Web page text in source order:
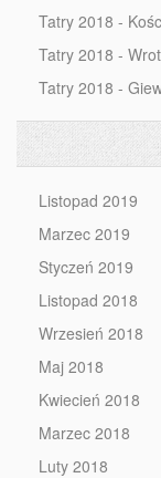
Tatry 2018 -
Tatry 2018 -
Tatry 2018 -
Listopad 2019
Marzec 2019
Styczeń 2019
Listopad 2018
Wrzesień 2018
Maj 2018
Kwiecień 2018
Marzec 2018
Luty 2018